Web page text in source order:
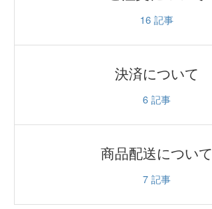
16 記事
決済について
6 記事
商品配送について
7 記事